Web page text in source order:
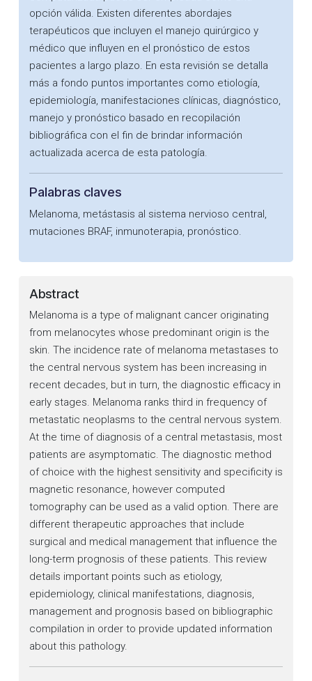
opción válida. Existen diferentes abordajes
terapéuticos que incluyen el manejo quirúrgico y
médico que influyen en el pronóstico de estos
pacientes a largo plazo. En esta revisión se detalla
más a fondo puntos importantes como etiología,
epidemiología, manifestaciones clínicas, diagnóstico,
manejo y pronóstico basado en recopilación
bibliográfica con el fin de brindar información
actualizada acerca de esta patología.
Palabras claves
Melanoma, metástasis al sistema nervioso central,
mutaciones BRAF, inmunoterapia, pronóstico.
Abstract
Melanoma is a type of malignant cancer originating
from melanocytes whose predominant origin is the
skin. The incidence rate of melanoma metastases to
the central nervous system has been increasing in
recent decades, but in turn, the diagnostic efficacy in
early stages. Melanoma ranks third in frequency of
metastatic neoplasms to the central nervous system.
At the time of diagnosis of a central metastasis, most
patients are asymptomatic. The diagnostic method
of choice with the highest sensitivity and specificity is
magnetic resonance, however computed
tomography can be used as a valid option. There are
different therapeutic approaches that include
surgical and medical management that influence the
long-term prognosis of these patients. This review
details important points such as etiology,
epidemiology, clinical manifestations, diagnosis,
management and prognosis based on bibliographic
compilation in order to provide updated information
about this pathology.